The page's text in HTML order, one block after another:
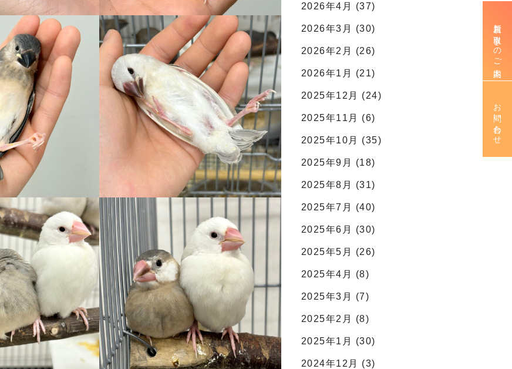
2026年4月 (37)
2026年3月 (30)
2026年2月 (26)
2026年1月 (21)
2025年12月 (24)
2025年11月 (6)
2025年10月 (35)
2025年9月 (18)
2025年8月 (31)
2025年7月 (40)
2025年6月 (30)
2025年5月 (26)
2025年4月 (8)
2025年3月 (7)
2025年2月 (8)
2025年1月 (30)
2024年12月 (3)
新規お取引きのご案内
お問い合わせ